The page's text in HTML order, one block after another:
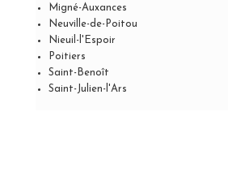
Migné-Auxances
Neuville-de-Poitou
Nieuil-l'Espoir
Poitiers
Saint-Benoît
Saint-Julien-l'Ars